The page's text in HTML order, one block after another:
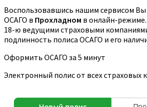
Воспользовавшись нашим сервисом
ОСАГО в Прохладном в онлайн-
18-ю ведущими страховыми
подлинность полиса ОСАГО и его
Оформить ОСАГО за 5 минут
Электронный полис от всех страховых